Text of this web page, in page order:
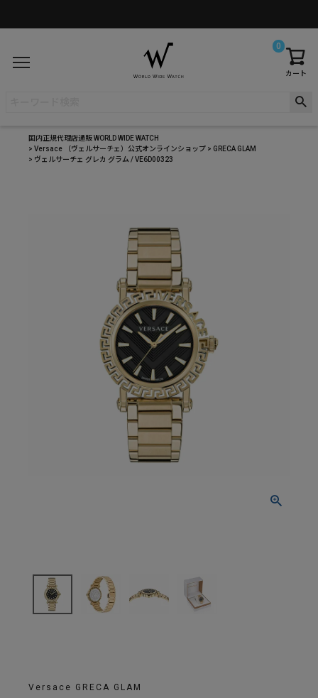
カート
0
国内正規代理店通販 WORLD WIDE WATCH
Versace （ヴェルサーチェ）公式オンラインショップ
GRECA GLAM
ヴェルサーチェ グレカ グラム / VE6D00323
Versace GRECA GLAM